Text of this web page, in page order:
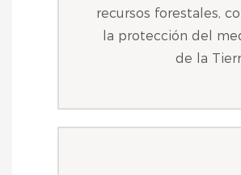
recursos forestales,
la protección del
de la